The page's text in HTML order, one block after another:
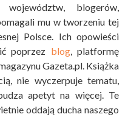
blogerów,
mu w tworzeniu tej
Polsce. Ich opowieści
poprzez blog, platformę
Gazeta.pl. Książka
nie wyczerpuje tematu,
apetyt na więcej. Te
oddają ducha naszego